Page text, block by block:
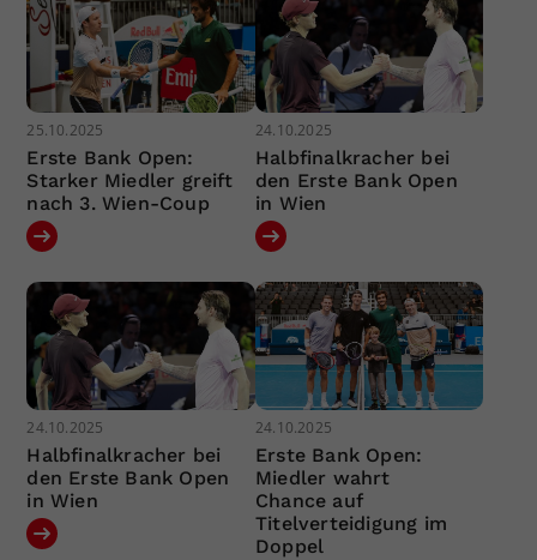
25.10.2025
Erste Bank Open:
Starker Miedler greift
nach 3. Wien-Coup
24.10.2025
Halbfinalkracher bei
den Erste Bank Open
in Wien
24.10.2025
Halbfinalkracher bei
den Erste Bank Open
in Wien
24.10.2025
Erste Bank Open:
Miedler wahrt
Chance auf
Titelverteidigung im
Doppel